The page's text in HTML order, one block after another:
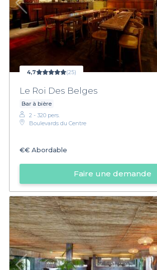
4,7 (25)
Le Roi Des Belges
Bar à bière
2 - 320 pers.
Boulevards du Centre
€€ Abordable
Faire une demande